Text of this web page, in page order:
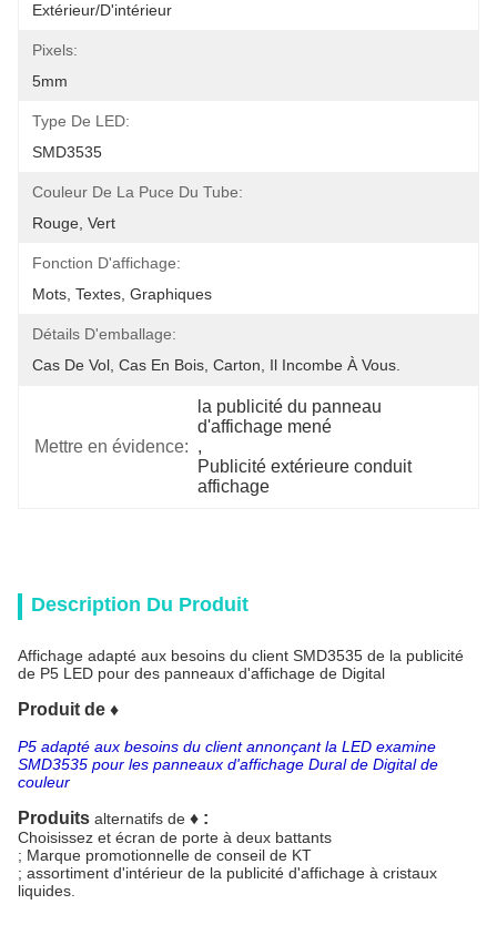
Extérieur/d'intérieur
Pixels:
5mm
Type De LED:
SMD3535
Couleur De La Puce Du Tube:
Rouge, Vert
Fonction D'affichage:
Mots, Textes, Graphiques
Détails D'emballage:
Cas De Vol, Cas En Bois, Carton, Il Incombe À Vous.
Mettre en évidence:
la publicité du panneau
d'affichage mené
,
Publicité extérieure conduit
affichage
Description Du Produit
Affichage adapté aux besoins du client SMD3535 de la publicité
de P5 LED pour des panneaux d'affichage de Digital
Produit de ♦
P5 adapté aux besoins du client annonçant la LED examine
SMD3535 pour les panneaux d'affichage Dural de Digital de
couleur
Produits alternatifs de ♦ :
Choisissez et écran de porte à deux battants
; Marque promotionnelle de conseil de KT
; assortiment d'intérieur de la publicité d'affichage à cristaux
liquides.